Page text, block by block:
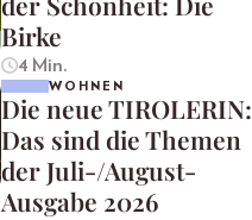
Birke
4 Min.
WOHNEN
Die neue TIROLERIN:
Das sind die Themen
der Juli-/August-
Ausgabe 2026